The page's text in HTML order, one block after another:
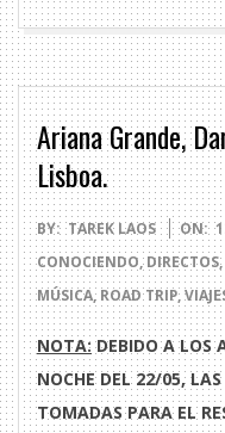
Ariana Grande,
Lisboa.
2017-
06-
12
BY: TAREK LAOS ON:
CONOCIENDO,DIRECTOS,
MÚSICA, ROAD TRIP,
NOTA: DEBIDO A LOS
NOCHE DEL 22/05,
TOMADAS PARA EL